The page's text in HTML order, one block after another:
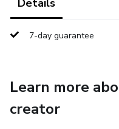
Aceasta nu este doar o
asuma poziția spirituală
Vei învăța să-ți protejezi
să ai grijă de energia ta
Details
7-day guarantee
Learn more
creator